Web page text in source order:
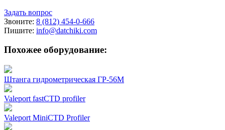
Задать вопрос
Звоните: 8 (812) 454-0-666
Пишите: info@datchiki.com
Похожее оборудование:
Штанга гидрометрическая ГР-56М
Valeport fastCTD profiler
Valeport MiniCTD Profiler